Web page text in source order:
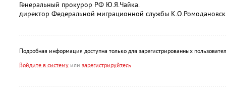
Генеральный прокурор РФ Ю.Я.Чайка.
директор Федеральной миграционной службы
Подробная информация доступна только для зарегистрированных
Войдите в систему или зарегистрируйтесь